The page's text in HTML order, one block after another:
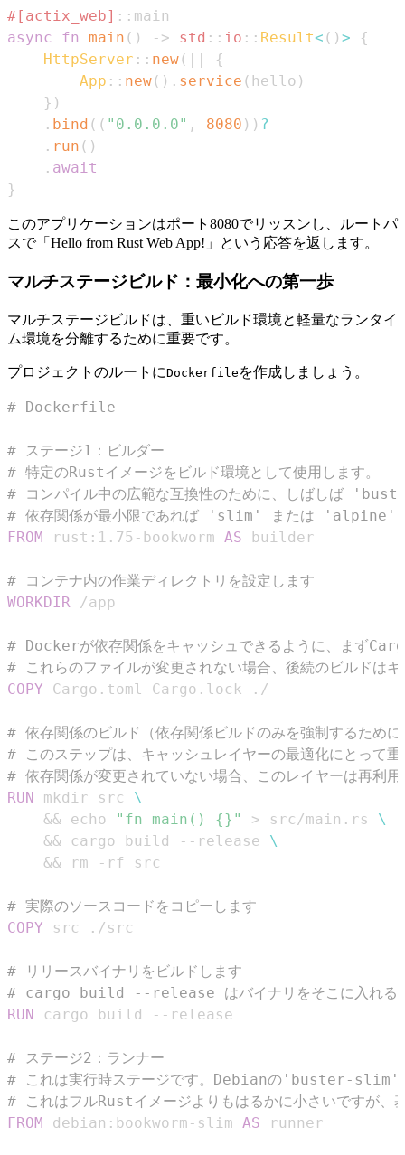
#[actix_web] ::
async
fn main ( ) -> std :: io :: Result< ( ) >
{
HttpServer :: new( | |
{
App :: new( ) . service ( hello )
} )
. bind ( ( "0.0.0.0" , 8080 ) ) ?
. run ( )
. await
}
このアプリケーションはポート8080でリッスンし、ルートパ
スで「Hello from Rust Web App!」という応答を返します。
マルチステージビルド：最小化への第一歩
マルチステージビルドは、重いビルド環境と軽量なランタイ
ム環境を分離するために重要です。
プロジェクトのルートにDockerfile を作成しましょう。
# Dockerfile
# ステージ1：ビルダー
# 特定のRustイメージをビルド環境として使用します。
# コンパイル中の広範な互換性のために、しばしば
# 依存関係が最小限であれば 'slim' または 'alpine'
FROM rust:1.75-bookworm AS builder
# コンテナ内の作業ディレクトリを設定します
WORKDIR /app
# Dockerが依存関係をキャッシュできるように、まず
# これらのファイルが変更されない場合、後続のビルドは
COPY Cargo.toml Cargo.lock ./
# 依存関係のビルド（依存関係ビルドのみを強制するため
# このステップは、キャッシュレイヤーの最適化にとって重
# 依存関係が変更されていない場合、このレイヤーは再利用
RUN mkdir src \
    && echo
"fn main() {}" > src/main.rs \
    && cargo build --release
\
    && rm -rf src
# 実際のソースコードをコピーします
COPY src ./src
# リリースバイナリをビルドします
# cargo build --release はバイナリをそこに入れる
RUN cargo build --release
# ステージ2：ランナー
# これは実行時ステージです。Debianの'buster-slim'イ
# これはフルRustイメージよりもはるかに小さいですが
FROM debian:bookworm-slim AS runner